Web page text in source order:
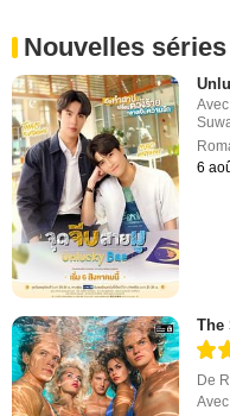
Nouvelles
Avec
6
The
De
Avec